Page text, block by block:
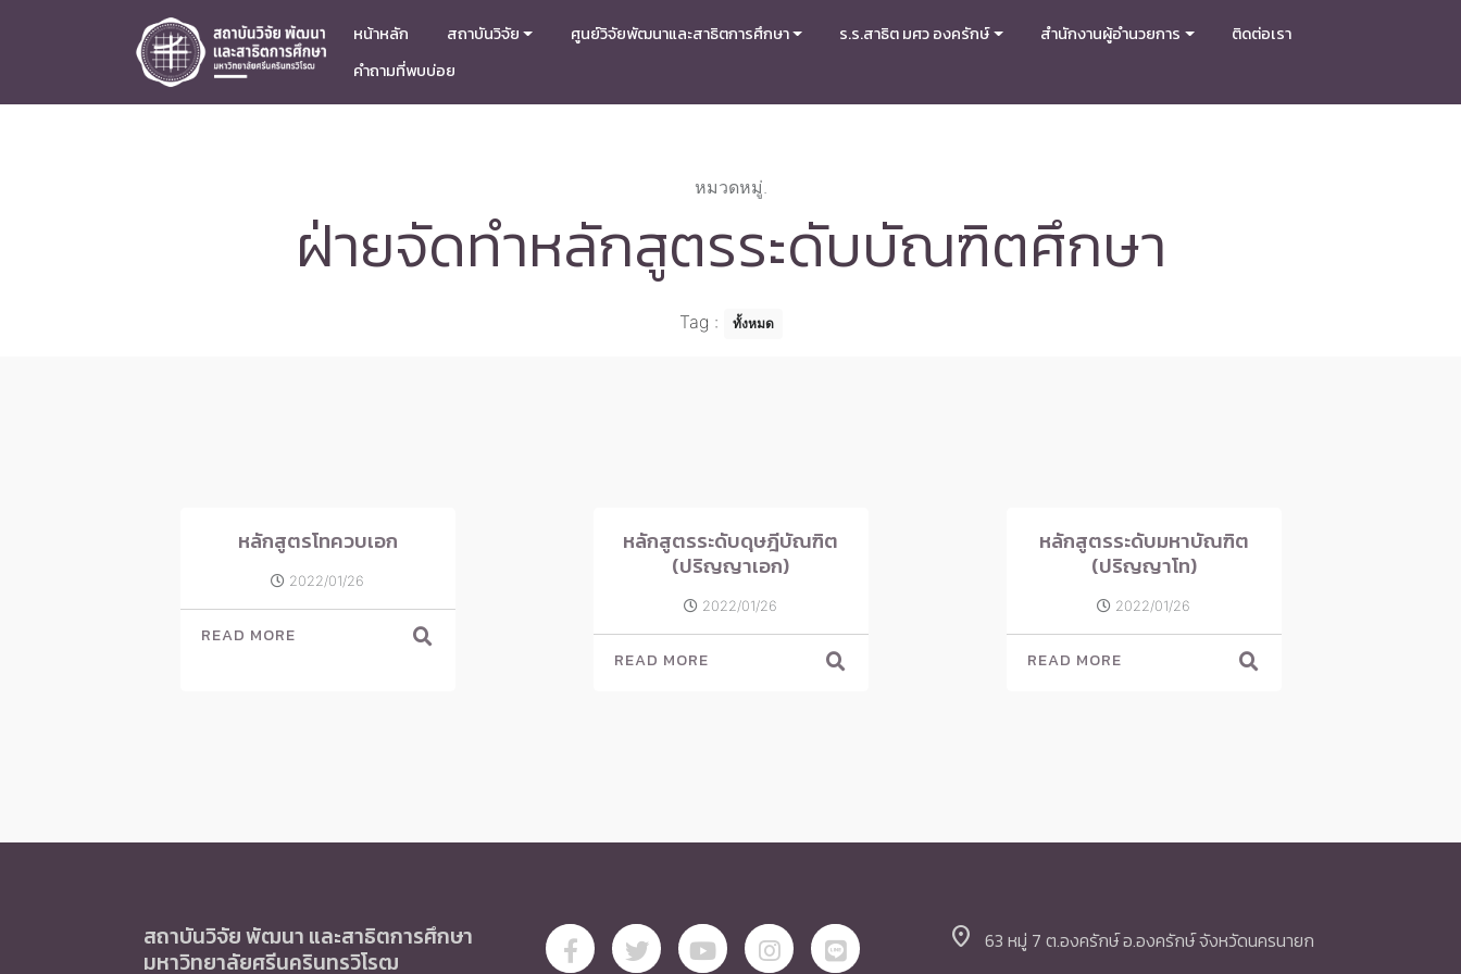
หน้าหลัก สถาบันวิจัย ศูนย์วิจัยพัฒนาและสาธิตการศึกษา ร.ร.สาธิต มศว องครักษ์ สำนักงานผู้อำนวยการ
ติดต่อเรา
คำถามที่พบบ่อย
หมวดหมู่.
ฝ่ายจัดทำหลักสูตรระดับบัณฑิตศึกษา
Tag : ทั้งหมด
หลักสูตรโทควบเอก
2022/01/26
READ MORE
หลักสูตรระดับดุษฎีบัณฑิต
(ปริญญาเอก)
2022/01/26
READ MORE
หลักสูตรระดับมหาบัณฑิต
(ปริญญาโท)
2022/01/26
READ MORE
สถาบันวิจัย พัฒนา และสาธิตการศึกษา
มหาวิทยาลัยศรีนครินทรวิโรฒ
location_on 63 หมู่ 7 ต.องครักษ์ อ.องครักษ์ จังหวัดนครนายก